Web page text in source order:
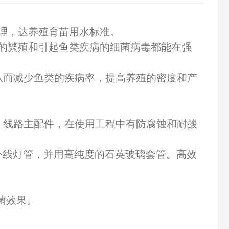
，达养殖育苗用水标准。
繁殖和引起鱼类疾病的细菌病毒都能在强
减少鱼类的疾病率，提高养殖的密度和产
路主配件，在使用工程中有防腐蚀和耐酸
灯管，并用高纯度的石英玻璃套管。高效
果。